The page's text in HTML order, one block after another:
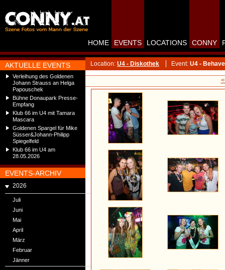
AKTUELLE EVENTS
Verleihung des Goldenen
Johann Strauss an Helga
Papouschek
Bühne Donaupark Presse-
Empfang
Klub 66 im U4 mit Tamara
Mascara
Goldenen Spargel für Mike
Süsser&Johann-Philipp
Spiegelfeld
Klub 66 im U4 am
28.05.2026
EVENTS-ARCHIV
2026
Juli
Juni
Mai
April
März
Februar
Jänner
HOME EVENTS LOCATIONS CONNY
Location: U4 - Diskothek Event: U4 - Behave